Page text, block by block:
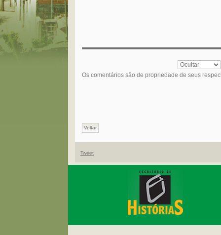
Os comentários são de propriedade de seus
Voltar
Tweet